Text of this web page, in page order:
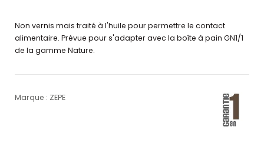
Non vernis mais traité à l'huile pour permettre le contact
alimentaire. Prévue pour s'adapter avec la boîte à pain GN1/1
de la gamme Nature.
Marque : ZEPE